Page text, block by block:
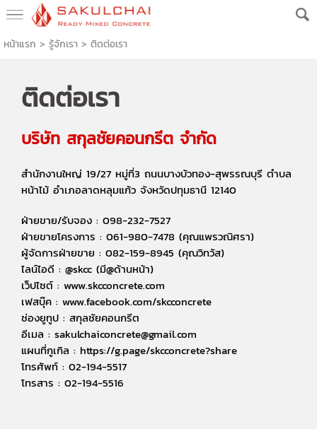
หน้าแรก > รู้จักเรา > ติดต่อเรา
ติดต่อเรา
บริษัท สกุลชัยคอนกรีต จำกัด
สำนักงานใหญ่ 19/27 หมู่ที่3 ถนนบางบัวทอง-สุพรรณบุรี ตำบล
หน้าไม้ อำเภอลาดหลุมแก้ว จังหวัดปทุมธานี 12140
ฝ่ายขาย/รับจอง : 098-232-7527
ฝ่ายขายโครงการ : 061-980-7478 (คุณแพรวณิศรา)
ผู้จัดการฝ่ายขาย : 082-159-8945 (คุณวิทวัส)
ไลน์ไอดี : @skcc (มี@ด้านหน้า)
เว็ปไซต์ : www.skcconcrete.com
เฟสบุ๊ค : www.facebook.com/skcconcrete
ช่องยูทูป : สกุลชัยคอนกรีต
อีเมล : sakulchaiconcrete@gmail.com
แผนที่กูเกิล : https://g.page/skcconcrete?share
โทรศัพท์ : 02-194-5517
โทรสาร : 02-194-5516